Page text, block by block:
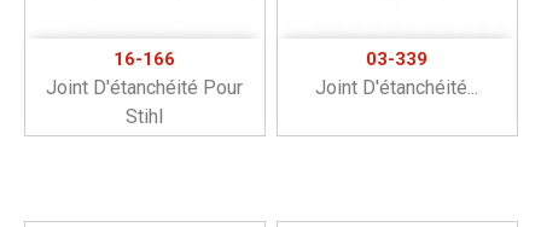
16-166
Joint D'étanchéité Pour
Stihl
03-339
Joint D'étanchéité...